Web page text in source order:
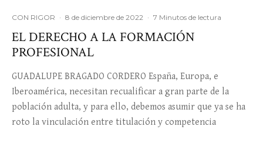
CON RIGOR · 8 de diciembre de 2022 · 7 Minutos de lectura
EL DERECHO A LA FORMACIÓN
PROFESIONAL
GUADALUPE BRAGADO CORDERO España, Europa, e
Iberoamérica, necesitan recualificar a gran parte de la
población adulta, y para ello, debemos asumir que ya se ha
roto la vinculación entre titulación y competencia